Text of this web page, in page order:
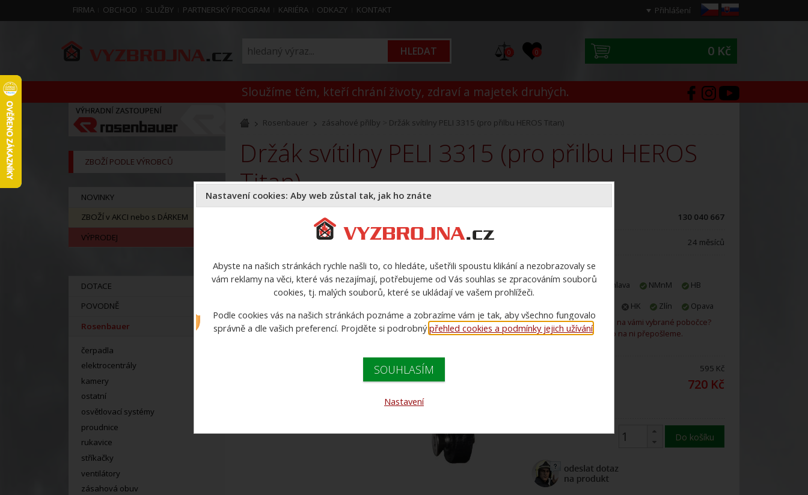
FIRMA OBCHOD SLUŽBY PARTNERSKÝ PROGRAM KARIÉRA ODKAZY KONTAKT Přihlášení
0 0 0 Kč
Sloužíme těm, kteří chrání životy, zdraví a majetek druhých.
ZBOŽÍ PODLE VÝROBCŮ
NOVINKY
ZBOŽÍ v AKCI nebo s DÁRKEM
VÝPRODEJ
DOTACE
POVODNĚ
Rosenbauer
čerpadla
elektrocentrály
kamery
ostatní
osvětlovací systémy
proudnice
rukavice
stříkačky
ventilátory
zásahová obuv
Rosenbauer zásahové přilby Držák svítilny PELI 3315 (pro přilbu HEROS Titan)
Držák svítilny PELI 3315 (pro přilbu HEROS
Titan)
130 040 667
24 měsíců
E-shop Jihlava NMnM
HB
HK Zlín
Opava
Není zboží skladem na vámi vybrané pobočce?
Rádi vám ho na ni přepošleme.
595 Kč
720 Kč
Do košíku
Nastavení cookies: Aby web zůstal tak, jak ho znáte
Abyste na našich stránkách rychle našli to, co hledáte, ušetřili spoustu klikání a nezobrazovaly se
vám reklamy na věci, které vás nezajímají, potřebujeme od Vás souhlas se zpracováním souborů
cookies, tj. malých souborů, které se ukládají ve vašem prohlížeči.
Podle cookies vás na našich stránkách poznáme a zobrazíme vám je tak, aby všechno fungovalo
správně a dle vašich preferencí. Projděte si podrobnýpřehled cookies a podmínky jejich užívání
SOUHLASÍM
Nastavení